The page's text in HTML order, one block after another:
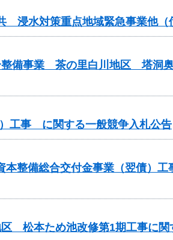
浸水対策重点地域緊急事業他
整備事業 茶の里白川地区 塔洞
工事 に関する一般競争入札公告
整備総合交付金事業（翌債）工
松本ため池改修第1期工事に関